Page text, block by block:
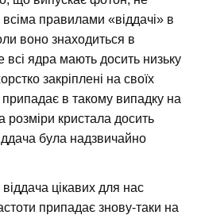
всіма правилами «віддачі» в
воно знаходиться в
всі ядра мають досить низьку
закріплені на своїх
припадає в такому випадку на
розміри кристала досить
була надзвичайно
цікавих для нас
припадає знову-таки на